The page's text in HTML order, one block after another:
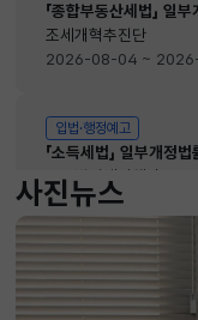
「종합부동산세법」 일
조세개혁추진단
2026-08-04 ~
입법·행정예고
「소득세법」 일부개정
소득법인세정책관
2026-08-04 ~
사진뉴스